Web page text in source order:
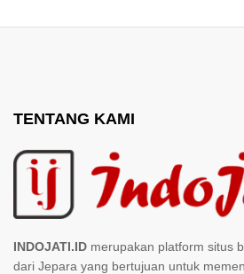
TENTANG KAMI
INDOJATI.ID merupakan platform situs
dari Jepara yang bertujuan untuk